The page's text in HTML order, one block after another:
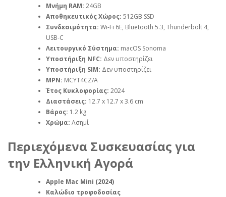
Μνήμη RAM: 24GB
Αποθηκευτικός Χώρος: 512GB SSD
Συνδεσιμότητα: Wi-Fi 6E, Bluetooth 5.3, Thunderbolt 4,
USB-C
Λειτουργικό Σύστημα: macOS Sonoma
Υποστήριξη NFC: Δεν υποστηρίζει
Υποστήριξη SIM: Δεν υποστηρίζει
MPN: MCYT4CZ/A
Έτος Κυκλοφορίας: 2024
Διαστάσεις: 12.7 x 12.7 x 3.6 cm
Βάρος: 1.2 kg
Χρώμα: Ασημί
Περιεχόμενα Συσκευασίας για
την Ελληνική Αγορά
Apple Mac Mini (2024)
Καλώδιο τροφοδοσίας